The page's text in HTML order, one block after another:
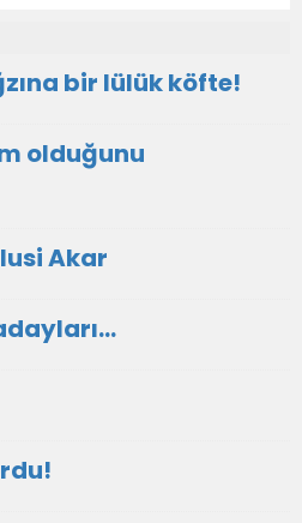
bir lülük köfte!
olduğunu
Akar